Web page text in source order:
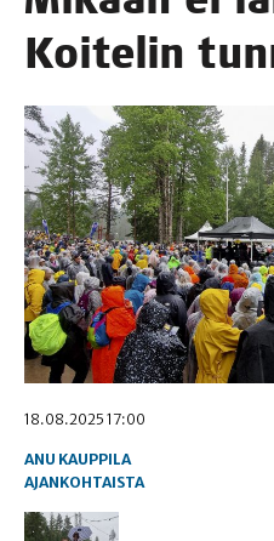
Koi­te­lin
18.08.2025 17:00
ANU KAUPPILA
AJANKOHTAISTA